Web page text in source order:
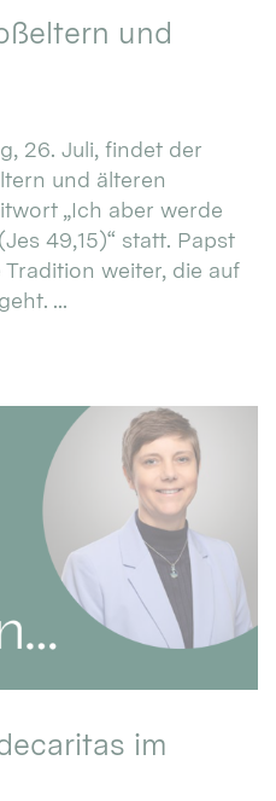
und
26. Juli, findet der
und älteren
„Ich aber werde
49,15)“ statt. Papst
weiter, die auf
...
im